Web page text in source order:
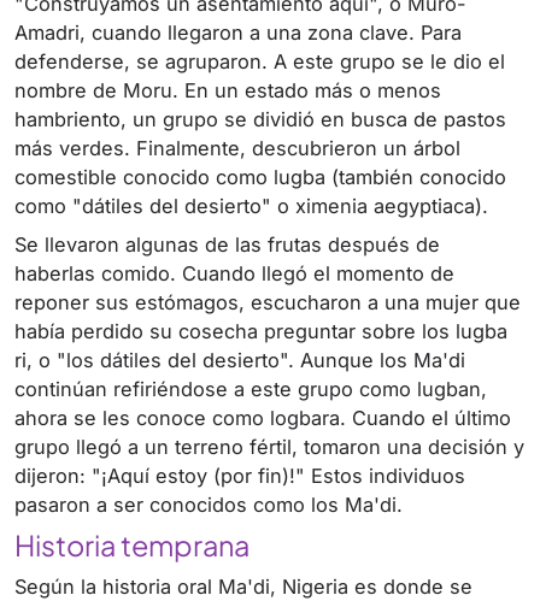
Amadri, cuando llegaron a una zona clave. Para
defenderse, se agruparon. A este grupo se le dio el
nombre de Moru. En un estado más o menos
hambriento, un grupo se dividió en busca de pastos
más verdes. Finalmente, descubrieron un árbol
comestible conocido como lugba (también conocido
como "dátiles del desierto" o ximenia aegyptiaca).
Se llevaron algunas de las frutas después de
haberlas comido. Cuando llegó el momento de
reponer sus estómagos, escucharon a una mujer que
había perdido su cosecha preguntar sobre los lugba
ri, o "los dátiles del desierto". Aunque los Ma'di
continúan refiriéndose a este grupo como lugban,
ahora se les conoce como logbara. Cuando el último
grupo llegó a un terreno fértil, tomaron una decisión y
dijeron: "¡Aquí estoy (por fin)!" Estos individuos
pasaron a ser conocidos como los Ma'di.
Historia temprana
Según la historia oral Ma'di, Nigeria es donde se